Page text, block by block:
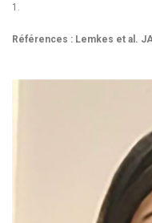
1.
Références : Lemkes et al.